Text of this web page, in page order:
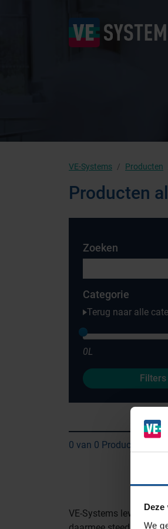
We
VE-Systems Producten
Producten
Zoeken
Categorie
Terug naar alle
0L
0 van 0 Producten
VE-Systems levert
Branches
Laboratoria